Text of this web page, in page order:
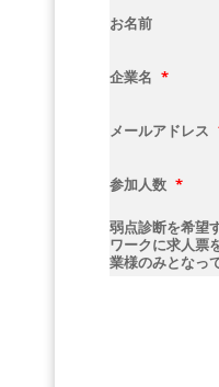
お名前
企業名 *
メールアドレス
参加人数 *
弱点診断を希
ワークに求人票
業様のみとなっ